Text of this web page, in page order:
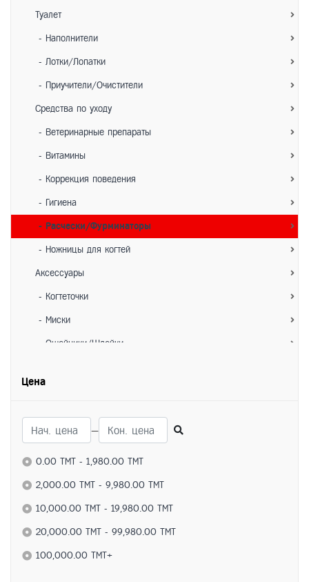
Туалет
- Наполнители
- Лотки/Лопатки
- Приучители/Очистители
Средства по уходу
- Ветеринарные препараты
- Витамины
- Коррекция поведения
- Гигиена
- Расчески/Фурминаторы
- Ножницы для когтей
Аксессуары
- Когтеточки
- Миски
- Ошейники/Шлейки
Для собак
Питание
- Сухие корма
- Влажные корма
- Лакомства
Средства по уходу
Цена
—
0.00 TMT - 1,980.00 TMT
2,000.00 TMT - 9,980.00 TMT
10,000.00 TMT - 19,980.00 TMT
20,000.00 TMT - 99,980.00 TMT
100,000.00 TMT+